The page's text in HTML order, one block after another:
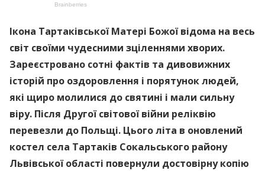
Iкона Тартаківської Матері Божої відома на весь
світ своїми чудесними зціленнями хвoрих.
Зареєстровано сотні фактів та дивовижних
історій про оздоровлення і порятунок людей,
які щиро молилися до святині і мали сильну
віру. Після Другої світової вiйни реліквію
перевезли до Польщі. Цього літа в оновлений
костел села Тартаків Сокальського району
Львівської області повернули достовірну копію